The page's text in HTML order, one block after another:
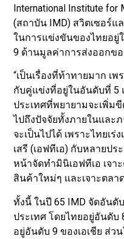
International Institute for
(สถาบัน IMD) สวิตเซอร์
ในการแข่งขันของไทยอยู่
9 ด้านมูลค่าการส่งออกขอ
“เป็นเรื่องที่ท้าทายมาก เ
กับคู่แข่งที่อยู่ในอันดับที่ 5
ประเทศที่พยายามจะเพิ่ม
ไปถึงปัจจัยทั้งภายในและ
จะเป็นไปได้ เพราะไทยเ
เสรี (เอฟทีเอ) กับหลายป
หน้าจัดทำมินิเอฟทีเอ เจา
สินค้าใหม่ๆ และเจาะตลา
ทั้งนี้ ในปี 65 IMD จัดอันดั
ประเทศ โดยไทยอยู่อันดั
อยู่อันดับ 9 ของเอเชีย ส่